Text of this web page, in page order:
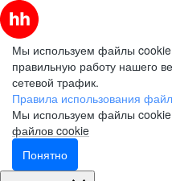
Мы используем файлы
правильную работу нашего
сетевой трафик.
Правила использования
Мы используем файлы
файлов cookie
Понятно